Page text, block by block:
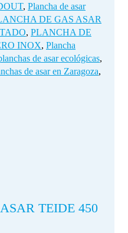
, Plancha de asar
DE GAS ASAR
, PLANCHA DE
INOX, Plancha
de asar ecológicas,
de asar en Zaragoza,
TEIDE 450